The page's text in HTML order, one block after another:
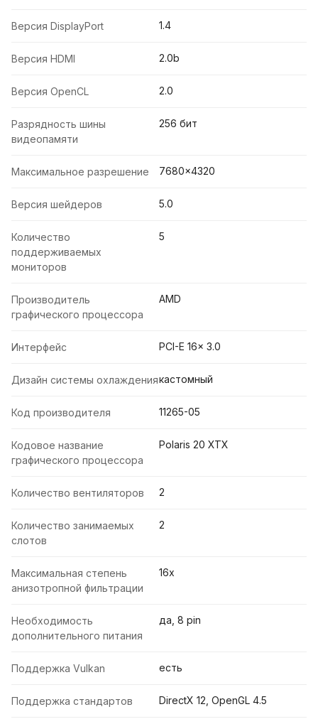
Версия DisplayPort 1.4
Версия HDMI 2.0b
Версия OpenCL 2.0
Разрядность шины
видеопамяти
256 бит
Максимальное разрешение 7680x4320
Версия шейдеров 5.0
Количество
поддерживаемых
мониторов
5
Производитель
графического процессора
AMD
Интерфейс PCI-E 16x 3.0
Дизайн системы охлаждениякастомный
Код производителя 11265-05
Кодовое название
графического процессора
Polaris 20 XTX
Количество вентиляторов 2
Количество занимаемых
слотов
2
Максимальная степень
анизотропной фильтрации
16x
Необходимость
дополнительного питания
да, 8 pin
Поддержка Vulkan есть
Поддержка стандартов DirectX 12, OpenGL 4.5